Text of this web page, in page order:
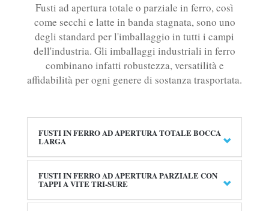
Fusti ad apertura totale o parziale in ferro, così
come secchi e latte in banda stagnata, sono uno
degli standard per l'imballaggio in tutti i campi
dell'industria. Gli imballaggi industriali in ferro
combinano infatti robustezza, versatilità e
affidabilità per ogni genere di sostanza trasportata.
FUSTI IN FERRO AD APERTURA TOTALE BOCCA
LARGA
FUSTI IN FERRO AD APERTURA PARZIALE CON
TAPPI A VITE TRI-SURE